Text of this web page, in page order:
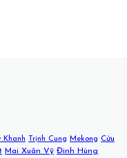
Khanh Trịnh Cung Mekong Cửu
Mai Xuân Vỹ Đinh Hùng